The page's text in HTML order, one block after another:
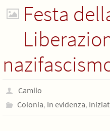
Festa
Camilo
Colonia, In evidenza,